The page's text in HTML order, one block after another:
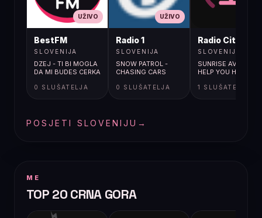
UŽIVO
BestFM
SLOVENIJA
DZEJ - TI BI MOGLA
DA MI BUDES CERKA
0 SLUŠATELJA
UŽIVO
Radio 1
SLOVENIJA
SNOW PATROL -
CHASING CARS
0 SLUŠATELJA
Radio City
SLOVENIJA
SUNRISE AVENUE / I
HELP YOU HATE ME
1 SLUŠATELJA
POSJETI SLOVENIJU →
ME
TOP 20 CRNA GORA